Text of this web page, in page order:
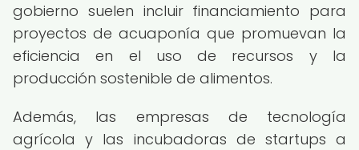
gobierno suelen incluir financiamiento para
proyectos de acuaponía que promuevan la
eficiencia en el uso de recursos y la
producción sostenible de alimentos.
Además, las empresas de tecnología
agrícola y las incubadoras de startups a